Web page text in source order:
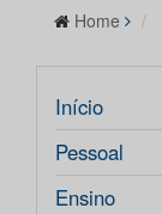
Home
Início
Pessoal
Ensino